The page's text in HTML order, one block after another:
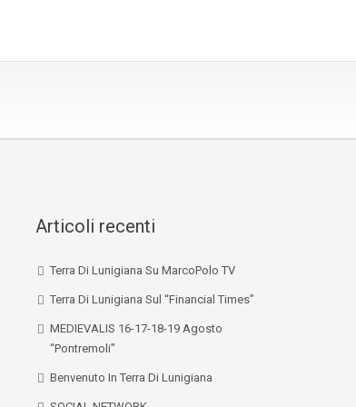
Articoli recenti
Terra Di Lunigiana Su MarcoPolo TV
Terra Di Lunigiana Sul “Financial Times”
MEDIEVALIS 16-17-18-19 Agosto
“Pontremoli”
Benvenuto In Terra Di Lunigiana